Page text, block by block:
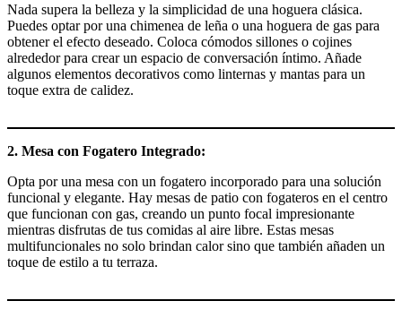
Nada supera la belleza y la simplicidad de una hoguera clásica.
Puedes optar por una chimenea de leña o una hoguera de gas para
obtener el efecto deseado. Coloca cómodos sillones o cojines
alrededor para crear un espacio de conversación íntimo. Añade
algunos elementos decorativos como linternas y mantas para un
toque extra de calidez.
2. Mesa con Fogatero Integrado:
Opta por una mesa con un fogatero incorporado para una solución
funcional y elegante. Hay mesas de patio con fogateros en el centro
que funcionan con gas, creando un punto focal impresionante
mientras disfrutas de tus comidas al aire libre. Estas mesas
multifuncionales no solo brindan calor sino que también añaden un
toque de estilo a tu terraza.